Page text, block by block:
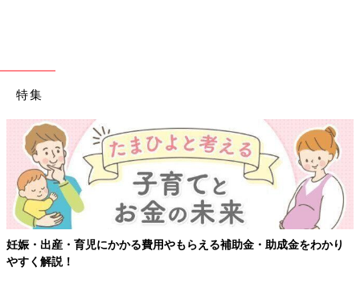
特集
妊娠・出産・育児にかかる費用やもらえる補助金・助成金をわかり
やすく解説！